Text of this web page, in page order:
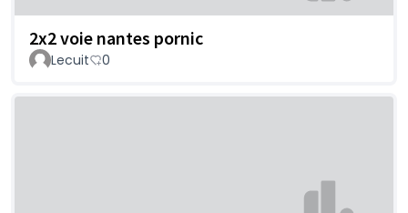
2x2 voie nantes pornic
Lecuit 0